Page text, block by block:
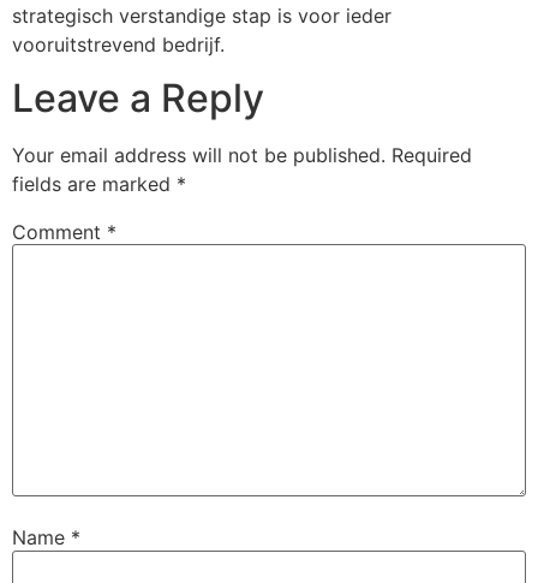
strategisch verstandige stap is voor ieder
vooruitstrevend bedrijf.
Leave a Reply
Your email address will not be published. Required
fields are marked *
Comment *
Name *